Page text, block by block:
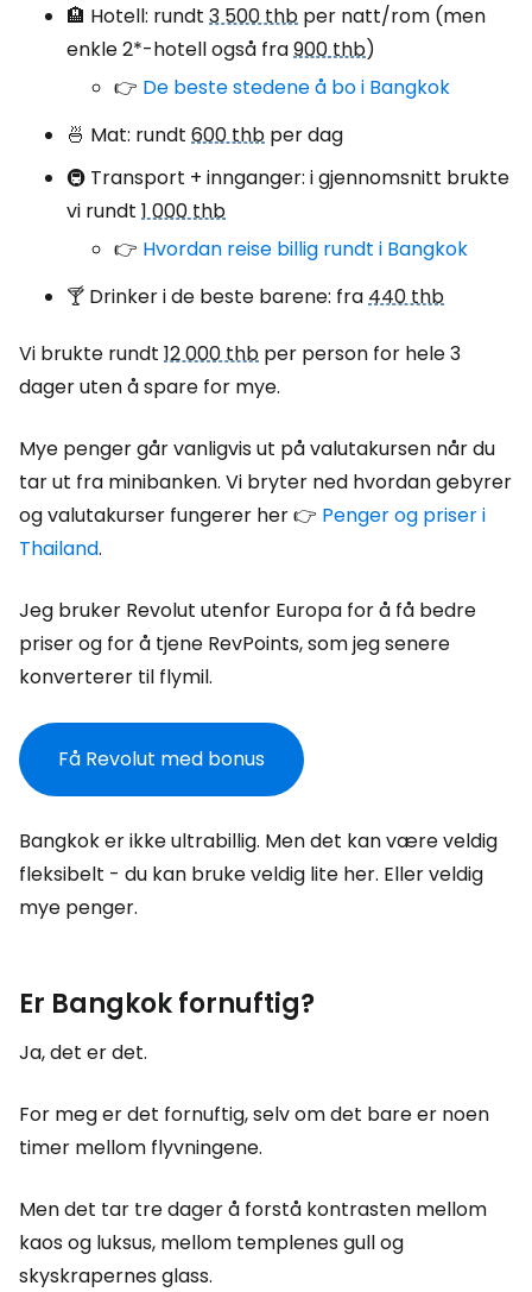
🏨 Hotell: rundt 3 500 thb per natt/rom (men
enkle 2*-hotell også fra900 thb)
👉 De beste stedene å bo i Bangkok
🍜 Mat: rundt 600 thb per dag
🚇 Transport + innganger: i gjennomsnitt brukte
vi rundt 1 000 thb
👉 Hvordan reise billig rundt i Bangkok
🍸 Drinker i de beste barene: fra440 thb
Vi brukte rundt 12 000 thb per person for hele 3
dager uten å spare for mye.
Mye penger går vanligvis ut på valutakursen når du
tar ut fra minibanken. Vi bryter ned hvordan gebyrer
og valutakurser fungerer her 👉 Penger og priser i
Thailand.
Jeg bruker Revolut utenfor Europa for å få bedre
priser og for å tjene RevPoints, som jeg senere
konverterer til flymil.
Få Revolut med bonus
Bangkok er ikke ultrabillig. Men det kan være veldig
fleksibelt - du kan bruke veldig lite her. Eller veldig
mye penger.
Er Bangkok fornuftig?
Ja, det er det.
For meg er det fornuftig, selv om det bare er noen
timer mellom flyvningene.
Men det tar tre dager å forstå kontrasten mellom
kaos og luksus, mellom templenes gull og
skyskrapernes glass.